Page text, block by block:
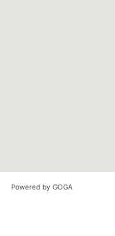
Powered by GOGA